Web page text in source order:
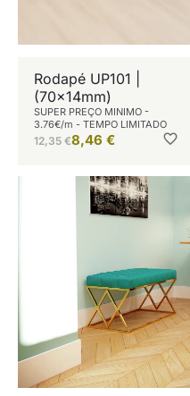
Rodapé UP101 |
(70x14mm)
SUPER PREÇO MINIMO -
3.76€/m - TEMPO LIMITADO
12,35 €8,46 €